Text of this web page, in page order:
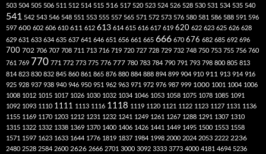
503 504 505 506 511 512 514 515 516 517 520 523 524 526 528 530 531 534 535 540
541 542 543 546 548 551 553 555 557 565 571 572 573 576 580 581 586 588 591 596
597 600 602 606 610 611 612 613 614 615 616 617 619 620 622 623 625 626 628
629 631 633 634 635 637 641 646 651 656 661 665 666 670 676 682 685 692 696
700 702 706 707 708 711 713 716 719 720 727 728 729 732 748 750 753 755 756 760
761 769 770 771 772 773 775 776 777 780 783 784 790 791 793 798 800 805 813
814 823 830 832 845 860 861 865 876 880 884 888 894 899 904 910 911 913 914 916
925 928 937 938 940 946 950 951 962 963 971 972 976 987 999 1000 1001 1004 1006
1008 1012 1015 1017 1026 1030 1032 1034 1046 1053 1058 1075 1078 1085 1091
1092 1093 1110 1111 1113 1116 1118 1119 1120 1121 1122 1123 1127 1131 1136
1155 1169 1170 1203 1212 1231 1232 1241 1249 1261 1267 1288 1291 1307 1310
1315 1322 1332 1338 1369 1370 1400 1406 1426 1441 1449 1495 1500 1553 1558
1571 1597 1623 1633 1644 1776 1819 1837 1984 1998 2000 2024 2053 2222 2236
2480 2528 2584 2600 2626 2666 2701 3000 3092 3333 3773 4000 4181 4694 5236